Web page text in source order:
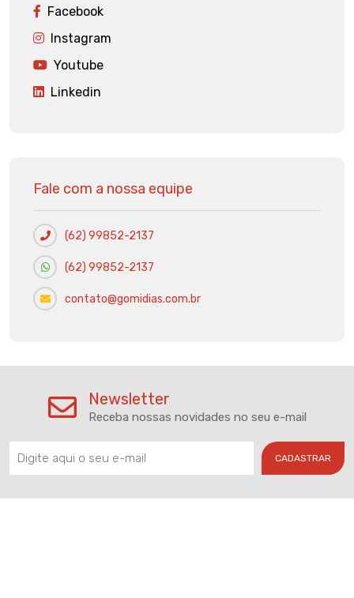
Facebook
Instagram
Youtube
Linkedin
Fale com a nossa equipe
(62) 99852-2137
(62) 99852-2137
contato@gomidias.com.br
Newsletter
Receba nossas novidades no seu e-mail
CADASTRAR